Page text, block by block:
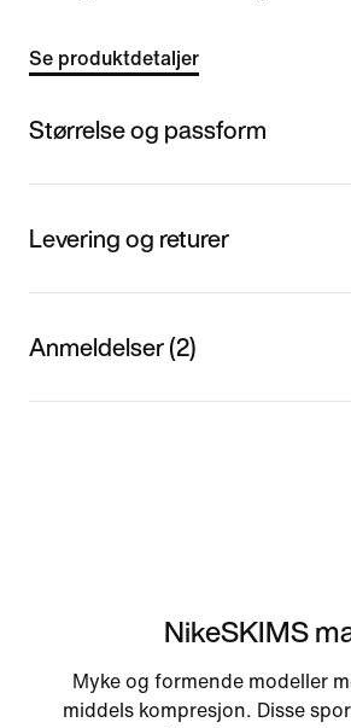
Se produktdetaljer
Størrelse og passform
Levering og returer
Anmeldelser (2)
NikeSKIMS
Myke og formende modeller
middels kompresjon. Disse